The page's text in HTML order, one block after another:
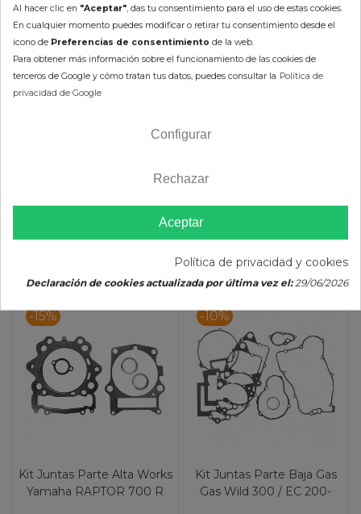
QUAD/ATV
YAMAHAKODIAK 400
QUAD/ATV
YAMAHAKODIAK 450
2003 -
2006
QUAD/ATV
YAMAHA
YAMAHARHINO 450
OTROS PRODUCTOS DE LA
MISMA CATEGORÍA
-15%
Kit Juntas Parte Alta Works
Yamaha RAPTOR 700 R
-10%
Kit Juntas Parte Baja Gas
Gas Wild 300 / EC 200-
Al hacer clic en "Aceptar", das tu consentimiento para el uso de estas cookies.
En cualquier momento puedes modificar o retirar tu consentimiento desde el
icono de Preferencias de consentimiento de la web.
Para obtener más información sobre el funcionamiento de las cookies de
terceros de Google y cómo tratan tus datos, puedes consultar la Política de
privacidad de Google
Configurar
Rechazar
Aceptar
Política de privacidad y cookies
Declaración de cookies actualizada por última vez el:29/06/2026